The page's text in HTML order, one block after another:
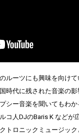
ルーツにも興味を向け
時代に残された音楽の影
シー音楽を聞いてもわ
コ人DJのBaris K などが
トロニックミュージッ